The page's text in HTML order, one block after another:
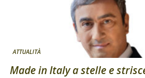
ATTUALITÀ
Made in Italy a stelle e